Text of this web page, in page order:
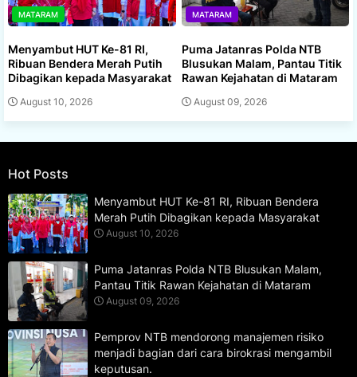
MATARAM
Menyambut HUT Ke-81 RI,
Ribuan Bendera Merah Putih
Dibagikan kepada Masyarakat
August 10, 2026
MATARAM
Puma Jatanras Polda NTB
Blusukan Malam, Pantau Titik
Rawan Kejahatan di Mataram
August 09, 2026
Hot Posts
Menyambut HUT Ke-81 RI, Ribuan Bendera
Merah Putih Dibagikan kepada Masyarakat
August 10, 2026
Puma Jatanras Polda NTB Blusukan Malam,
Pantau Titik Rawan Kejahatan di Mataram
August 09, 2026
Pemprov NTB mendorong manajemen risiko
menjadi bagian dari cara birokrasi mengambil
keputusan.